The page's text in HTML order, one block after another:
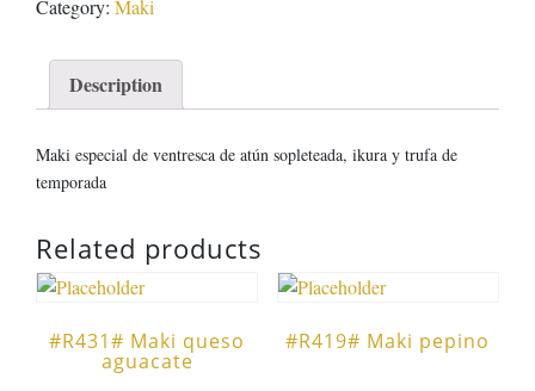
ventresca
Category: Maki
Description
Maki especial de ventresca de atún sopleteada, ikura y trufa de
temporada
Related products
#R431# Maki queso
aguacate
#R419# Maki pepino